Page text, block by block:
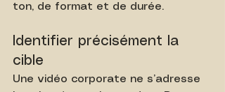
ton, de format et de durée.
Identifier précisément la
cible
Une vidéo corporate ne s’adresse